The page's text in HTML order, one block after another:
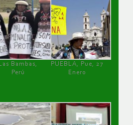
Las Bambas,
Perú
PUEBLA, Pue, 27
Enero